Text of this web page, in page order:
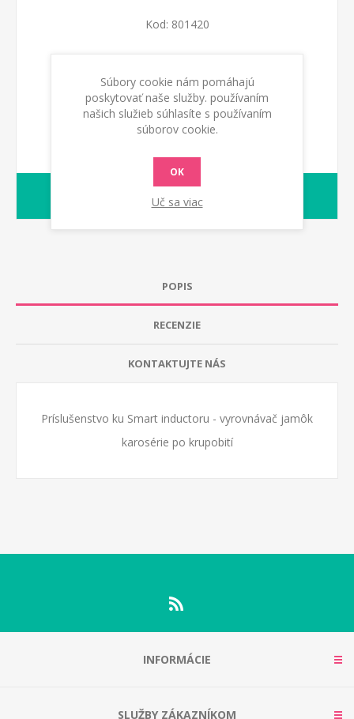
Kod: 801420
PRIDAŤ DO KOŠÍKA
Dodacia lehota:1-2 dny
POPIS
RECENZIE
KONTAKTUJTE NÁS
Príslušenstvo ku Smart inductoru - vyrovnávač jamôk
karosérie po krupobití
INFORMÁCIE
SLUŽBY ZÁKAZNÍKOM
Súbory cookie nám pomáhajú
poskytovať naše služby. používaním
našich služieb súhlasíte s používaním
súborov cookie.
OK
Uč sa viac